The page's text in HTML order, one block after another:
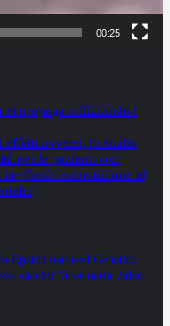
00:25
si propaga utilizzando i
effetti avversi, lo studio
per le pazienti con
her2- e con tumore al
Epatiti featured Genetica
vaccini Veterinaria video